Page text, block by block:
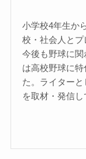
小学校4年生か
校・社会人とプ
今後も野球に
は高校野球に
た。ライター
を取材・発信し